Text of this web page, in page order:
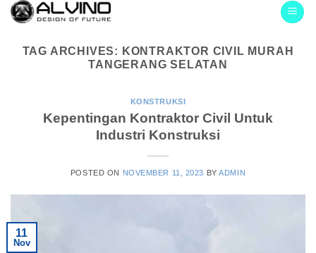
Skip
TAG ARCHIVES: KONTRAKTOR CIVIL MURAH
TANGERANG SELATAN
KONSTRUKSI
Kepentingan Kontraktor Civil Untuk
Industri Konstruksi
POSTED ON NOVEMBER 11, 2023 BYADMIN
11
Nov